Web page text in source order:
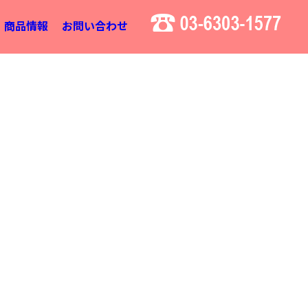
商品情報 お問い合わせ